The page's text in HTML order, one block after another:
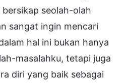
seolah-olah
sangat ingin mencari
hal ini bukan hanya
masalahku, tetapi juga
diri yang baik sebagai